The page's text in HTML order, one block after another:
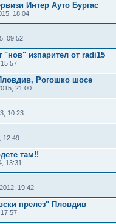
Интер Ауто Бургас
18:04
09:52
"нов" изпарител от radi15
Рогошко шосе
21:00
10:23
12:49
там!!
13:31
19:42
прелез" Пловдив